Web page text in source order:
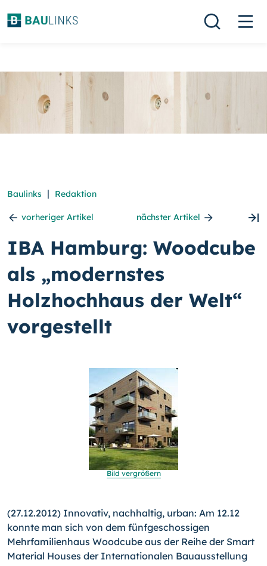
Baulinks | Redaktion
vorheriger Artikel nächster Artikel
IBA Hamburg: Woodcube
als „modernstes
Holzhochhaus der Welt“
vorgestellt
Bild vergrößern
(27.12.2012) Innovativ, nachhaltig, urban: Am 12.12
konnte man sich von dem fünfgeschossigen
Mehrfamilienhaus Wood­cube aus der Reihe der Smart
Material Houses der Internatio­nalen Bauausstellung